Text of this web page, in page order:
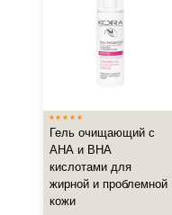
Комбинированная
Любой возраст
Любой возраст (от 18 лет)
После 20
Гель очищающий с
АНА и ВНА
кислотами для
жирной и проблемной
кожи